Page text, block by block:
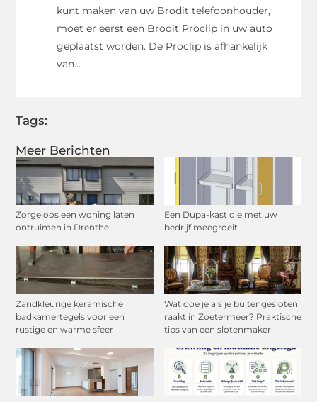
Meer Berichten
Zorgeloos een woning laten
ontruimen in Drenthe
Een Dupa-kast die met uw
bedrijf meegroeit
Zandkleurige keramische
badkamertegels voor een
rustige en warme sfeer
Wat doe je als je buitengesloten
raakt in Zoetermeer? Praktische
tips van een slotenmaker
kunt maken van uw Brodit telefoonhouder,
moet er eerst een Brodit Proclip in uw auto
geplaatst worden. De Proclip is afhankelijk
van...
Tags: